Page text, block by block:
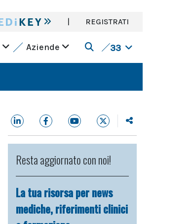
| REGISTRATI
Aziende 33
Resta aggiornato con noi!
La tua risorsa per news
mediche, riferimenti clinici